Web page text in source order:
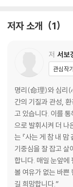
10. 오늘도 돈 벌기 힘들
2부. 분노의 발길질을
01. 퇴사는 복수가 아니
02. 당신이 가장 중요
03. “오늘도 저 인간
04. 마음에 얼룩이 생
05. 몸이 살만해져야
06. 누구 좋으라고 자
07. 오늘도 이직하고
08. 숨겨진 원인에 해
09. 누군가는 당신의
10. 부끄럽다고 느낄
저자 소개 1
저 서보
관심작
명리(命理)와 심리(
간의 기질과 관성,
고 있습니다. 이를
으로 발휘시켜 더 나
는 『사는 게 참 내
기중심을 잘 잡고 살
합니다. 매일 눈앞에
볼 여유가 없는 바쁜
길 희망합니다.”